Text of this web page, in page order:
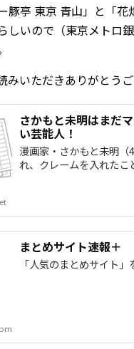
豚亭 東京 青山」と「
しいので（東京メトロ
いただきありがとう
さかもと未明はまだ
い芸能人！
漫画家・さかもと未明
れ、クレームを入れたこ
まとめサイト速報＋
「人気のまとめサイト